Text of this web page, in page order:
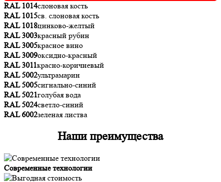
RAL 1014слоновая кость
RAL 1015св. слоновая кость
RAL 1018цинково-желтый
RAL 3003красный рубин
RAL 3005красное вино
RAL 3009оксидно-красный
RAL 3011красно-коричневый
RAL 5002ультрамарин
RAL 5005сигнально-синий
RAL 5021голубая вода
RAL 5024светло-синий
RAL 6002зеленая листва
Наши преимущества
Современные технологии